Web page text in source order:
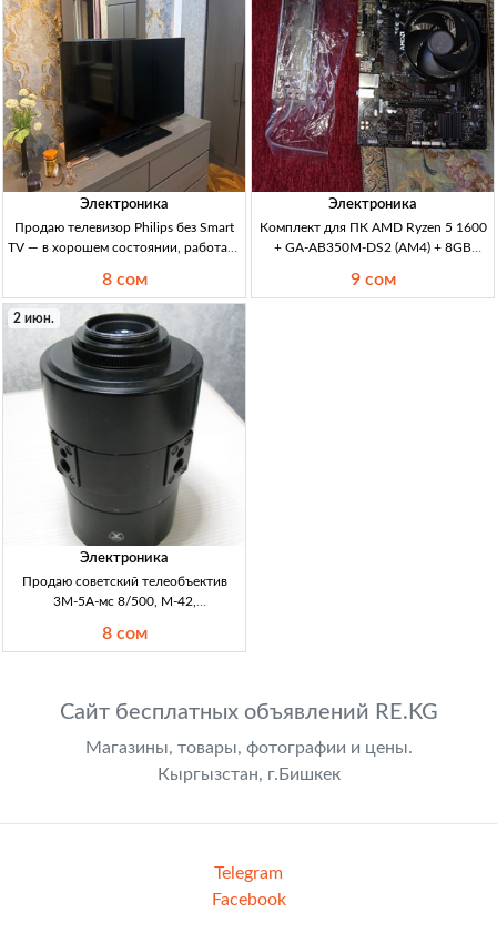
Электроника
Продаю телевизор Philips без Smart
TV — в хорошем состоянии, работает
без Smart TV; диагональ не указана; в
хорошем состоянии; рабочий;
просмотр ТВ канал
8 сом
Электроника
Комплект для ПК AMD Ryzen 5 1600
+ GA-AB350M-DS2 (AM4) + 8GB
продажа б/у в Кыргызстане CPU
9 сом
2 июн.
Электроника
Продаю советский телеобъектив
3М-5А-мс 8/500, М-42,
полный комплект Телеобъектив
1982. Резьба М-42 (через пе
8 сом
Сайт бесплатных объявлений RE.KG
Магазины, товары, фотографии и цены.
Кыргызстан, г.Бишкек
Telegram
Facebook